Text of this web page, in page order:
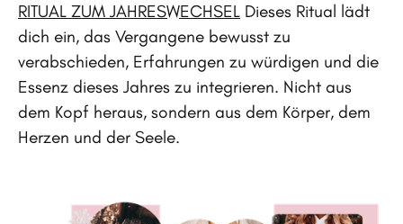
RITUAL ZUM JAHRESWECHSEL Dieses Ritual lädt
dich ein, das Vergangene bewusst zu
verabschieden, Erfahrungen zu würdigen und die
Essenz dieses Jahres zu integrieren. Nicht aus
dem Kopf heraus, sondern aus dem Körper, dem
Herzen und der Seele.